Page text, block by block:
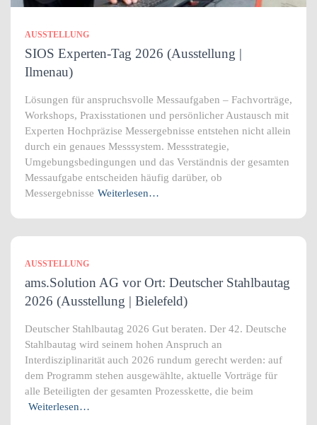
AUSSTELLUNG
SIOS Experten-Tag 2026 (Ausstellung |
Ilmenau)
Lösungen für anspruchsvolle Messaufgaben – Fachvorträge,
Workshops, Praxisstationen und persönlicher Austausch mit
Experten Hochpräzise Messergebnisse entstehen nicht allein
durch ein genaues Messsystem. Messstrategie,
Umgebungsbedingungen und das Verständnis der gesamten
Messaufgabe entscheiden häufig darüber, ob
Messergebnisse Weiterlesen…
AUSSTELLUNG
ams.Solution AG vor Ort: Deutscher Stahlbautag
2026 (Ausstellung | Bielefeld)
Deutscher Stahlbautag 2026 Gut beraten. Der 42. Deutsche
Stahlbautag wird seinem hohen Anspruch an
Interdisziplinarität auch 2026 rundum gerecht werden: auf
dem Programm stehen ausgewählte, aktuelle Vorträge für
alle Beteiligten der gesamten Prozesskette, die beim
Weiterlesen…